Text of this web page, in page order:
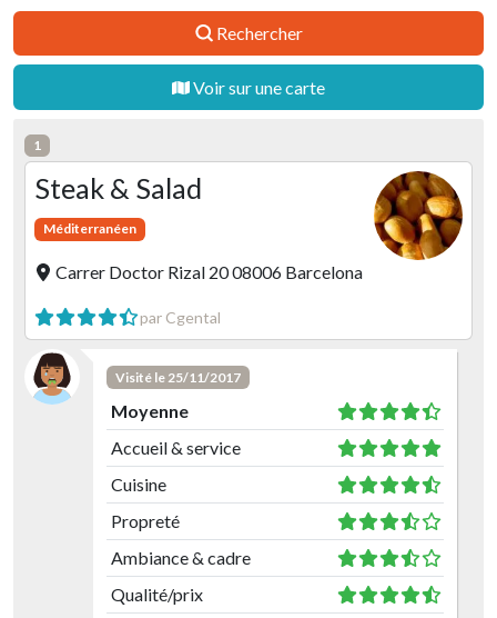
Rechercher
Voir sur une carte
1
Steak & Salad
Méditerranéen
Carrer Doctor Rizal 20 08006 Barcelona
par Cgental
Visité le 25/11/2017
Moyenne
Accueil & service
Cuisine
Propreté
Ambiance & cadre
Qualité/prix